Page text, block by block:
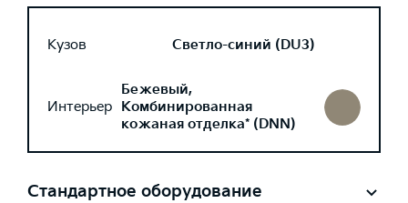
Кузов Светло-синий (DU3)
Интерьер
Бежевый,
Комбинированная
кожаная отделка* (DNN)
Стандартное оборудование